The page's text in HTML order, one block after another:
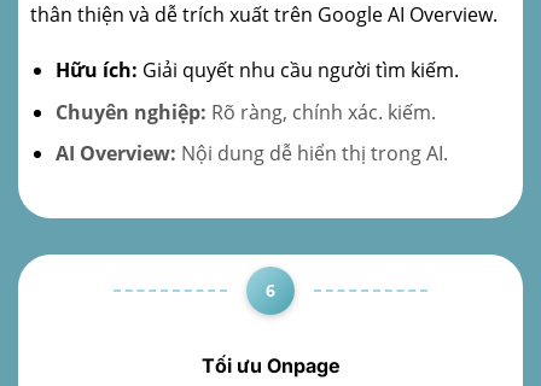
thân thiện và dễ trích xuất trên Google AI Overview.
Hữu ích: Giải quyết nhu cầu người tìm kiếm.
Chuyên nghiệp: Rõ ràng, chính xác. kiếm.
AI Overview: Nội dung dễ hiển thị trong AI.
6
Tối ưu Onpage